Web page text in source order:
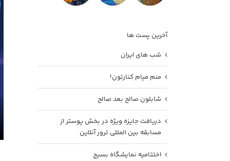
آخرین پست ها
شب های ایران
منم میام کنارتون!
شابلون صالح بعد صالح
دریافت جایزه ویژه در بخش پوستر از
مسابقه بین المللی ترور آنلاین
اختتامیه نمایشگاه بسیج